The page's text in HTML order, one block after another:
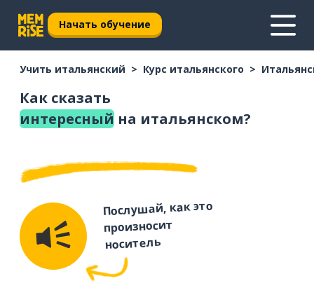
Начать обучение
Учить итальянский Курс итальянского
Как сказать
интересный на итальянском?
Послушай, как это
произносит
носитель